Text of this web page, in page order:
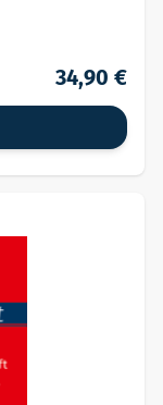
34,90 €